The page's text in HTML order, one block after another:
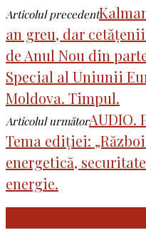
Articolul precedent
an greu, dar
de Anul Nou din
Special al Uniunii
Moldova. Timpul.
Articolul următorAUDIO.
Tema ediției:
energetică,
energie.